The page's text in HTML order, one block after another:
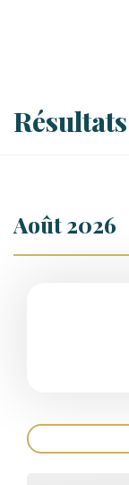
Résultats
Août 2026